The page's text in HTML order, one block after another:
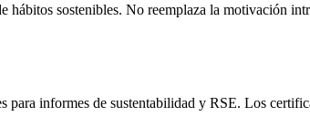
sostenibles. No reemplaza la motivación
para informes de sustentabilidad y RSE. Los